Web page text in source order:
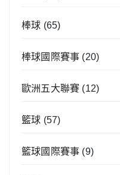
棒球 (65)
棒球國際賽事 (20)
歐洲五大聯賽 (12)
籃球 (57)
籃球國際賽事 (9)